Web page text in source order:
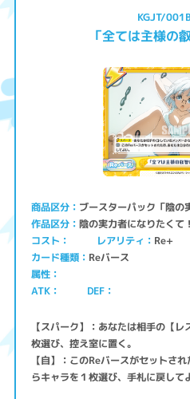
KGJT/
「全ては主様の
商品区分 ブースターパック「陰の
作品区分 陰の実力者になりたくて！
コスト レアリティ Re+
カード種類 Reバース
属性
ATK
DEF
【スパーク】：あなたは相手の【
枚選び、控え室に置く。
【自】：このReバースがセットさ
らキャラを１枚選び、手札に戻して